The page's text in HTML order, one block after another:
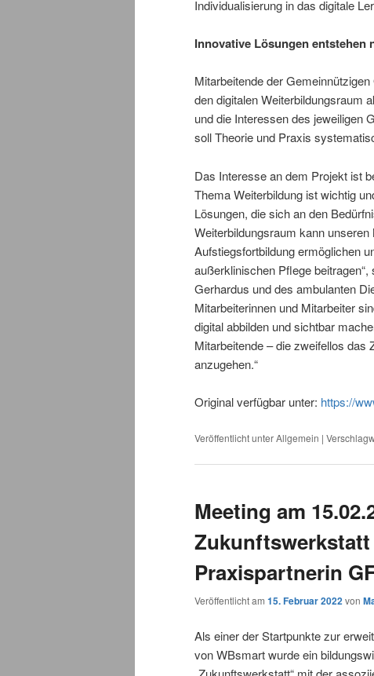
Individualisierung in das digitale
Innovative Lösungen entstehen
Mitarbeitende der
den digitalen Weiterbildungsraum
und die Interessen des jeweiligen
soll Theorie und Praxis
Das Interesse an dem Projekt ist
Thema Weiterbildung ist wichtig
Lösungen, die sich an den
Weiterbildungsraum kann
Aufstiegsfortbildung ermöglichen
außerklinischen Pflege
Gerhardus und des ambulanten
Mitarbeiterinnen und Mitarbeiter
digital abbilden und sichtbar
Mitarbeitende – die zweifellos das
anzugehen.“
Original verfügbar unter: https://
Veröffentlicht unterAllgemein |
Meeting am
Praxispartnerin
Veröffentlicht am 15. Februar 2022von
Als einer der Startpunkte zur
von WBsmart wurde ein